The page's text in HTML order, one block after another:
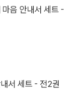
음 안내서 세트 -
서 세트 - 전2권